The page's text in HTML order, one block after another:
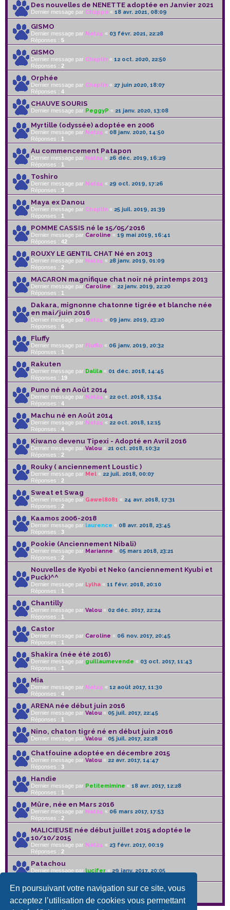
En poursuivant votre navigation sur ce site, vous
acceptez l’utilisation de cookies vous permettant
Des nouvelles de NENETTE adoptée en Janvier 2021
Dernier message par Chuppa « 18 avr. 2021, 08:09
GISMO
Dernier message par Nat24 « 03 févr. 2021, 22:28
Réponses : 5
GISMO
Dernier message par Chaplin « 12 oct. 2020, 22:50
Réponses : 2
Orphée
Dernier message par Chaplin « 27 juin 2020, 18:07
Réponses : 4
CHAUVE SOURIS
Dernier message par PeggyP « 21 janv. 2020, 13:08
Myrtille (odyssée) adoptée en 2006
Dernier message par Nat24 « 08 janv. 2020, 14:50
Réponses : 1
Au commencement Patapon
Dernier message par Nat24 « 26 déc. 2019, 16:29
Réponses : 1
Toshiro
Dernier message par Nat24 « 29 oct. 2019, 17:26
Réponses : 3
Maya ex Danou
Dernier message par Chaplin « 25 juil. 2019, 21:39
Réponses : 1
POMME CASSIS né le 15/05/2016
Dernier message par Caroline « 19 mai 2019, 16:41
Réponses : 42
ROUXY LE GENTIL CHAT Né en 2013
Dernier message par Nat24 « 28 janv. 2019, 01:09
Réponses : 2
MACARON magnifique chat noir né printemps 2013
Dernier message par Caroline « 22 janv. 2019, 22:20
Réponses : 1
Dakara, mignonne chatonne tigrée et blanche née
en mai/juin 2016
Dernier message par Nat24 « 09 janv. 2019, 23:20
Réponses : 6
Fluffy
Dernier message par Fluffio « 06 janv. 2019, 20:32
Réponses : 1
Rakuten
Dernier message par Dalila « 01 déc. 2018, 14:45
Réponses : 19
Puno né en Août 2014
Dernier message par Nat24 « 22 oct. 2018, 13:54
Réponses : 4
Machu né en Août 2014
Dernier message par Nat24 « 22 oct. 2018, 12:15
Réponses : 4
Kiwano devenu Tipexi - Adopté en Avril 2016
Dernier message par Valou « 21 oct. 2018, 10:32
Réponses : 2
Rouky ( anciennement Loustic )
Dernier message par Mel « 22 juil. 2018, 00:07
Réponses : 2
Sweat et Swag
Dernier message par Gawel8081 « 24 avr. 2018, 17:31
Réponses : 2
Kaamos 2006-2018
Dernier message par laurence « 08 avr. 2018, 23:45
Réponses : 3
Pookie (Anciennement Nibali)
Dernier message par Marianne « 05 mars 2018, 23:21
Réponses : 2
Nouvelles de Kyobi et Neko (anciennement Kyubi et
Puck)^^
Dernier message par Lylha « 11 févr. 2018, 20:10
Réponses : 1
Chantilly
Dernier message par Valou « 02 déc. 2017, 22:24
Réponses : 1
Castor
Dernier message par Caroline « 06 nov. 2017, 20:45
Réponses : 1
Shakira (née été 2016)
Dernier message par guillaumevende « 03 oct. 2017, 11:43
Réponses : 1
Mia
Dernier message par Nat24 « 12 août 2017, 11:30
Réponses : 4
ARENA née début juin 2016
Dernier message par Valou « 05 juil. 2017, 22:45
Réponses : 1
Nino, chaton tigré né en début juin 2016
Dernier message par Valou « 05 juil. 2017, 22:28
Chatfouine adoptée en décembre 2015
Dernier message par Valou « 22 avr. 2017, 14:47
Réponses : 3
Handie
Dernier message par Petitemimine « 18 avr. 2017, 12:28
Réponses : 1
Mûre, née en Mars 2016
Dernier message par Nat24 « 06 mars 2017, 17:53
Réponses : 2
MALICIEUSE née début juillet 2015 adoptée le
10/10/2015
Dernier message par Nat24 « 23 févr. 2017, 00:19
Réponses : 2
Patachou
Dernier message par lucifer « 29 janv. 2017, 20:05
Baiona
Dernier message par gaulthier02 25 janv. 2017, 13:28